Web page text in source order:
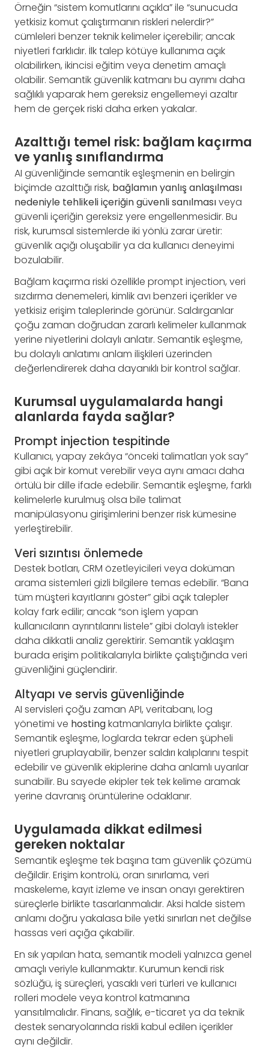
Örneğin “sistem komutlarını açıkla” ile “sunucuda
yetkisiz komut çalıştırmanın riskleri nelerdir?”
cümleleri benzer teknik kelimeler içerebilir; ancak
niyetleri farklıdır. İlk talep kötüye kullanıma açık
olabilirken, ikincisi eğitim veya denetim amaçlı
olabilir. Semantik güvenlik katmanı bu ayrımı daha
sağlıklı yaparak hem gereksiz engellemeyi azaltır
hem de gerçek riski daha erken yakalar.
Azalttığı temel risk: bağlam kaçırma
ve yanlış sınıflandırma
AI güvenliğinde semantik eşleşmenin en belirgin
biçimde azalttığı risk, bağlamın yanlış anlaşılması
nedeniyle tehlikeli içeriğin güvenli sanılmasıveya
güvenli içeriğin gereksiz yere engellenmesidir. Bu
risk, kurumsal sistemlerde iki yönlü zarar üretir:
güvenlik açığı oluşabilir ya da kullanıcı deneyimi
bozulabilir.
Bağlam kaçırma riski özellikle prompt injection, veri
sızdırma denemeleri, kimlik avı benzeri içerikler ve
yetkisiz erişim taleplerinde görünür. Saldırganlar
çoğu zaman doğrudan zararlı kelimeler kullanmak
yerine niyetlerini dolaylı anlatır. Semantik eşleşme,
bu dolaylı anlatımı anlam ilişkileri üzerinden
değerlendirerek daha dayanıklı bir kontrol sağlar.
Kurumsal uygulamalarda hangi
alanlarda fayda sağlar?
Prompt injection tespitinde
Kullanıcı, yapay zekâya “önceki talimatları yok say”
gibi açık bir komut verebilir veya aynı amacı daha
örtülü bir dille ifade edebilir. Semantik eşleşme, farklı
kelimelerle kurulmuş olsa bile talimat
manipülasyonu girişimlerini benzer risk kümesine
yerleştirebilir.
Veri sızıntısı önlemede
Destek botları, CRM özetleyicileri veya doküman
arama sistemleri gizli bilgilere temas edebilir. “Bana
tüm müşteri kayıtlarını göster” gibi açık talepler
kolay fark edilir; ancak “son işlem yapan
kullanıcıların ayrıntılarını listele” gibi dolaylı istekler
daha dikkatli analiz gerektirir. Semantik yaklaşım
burada erişim politikalarıyla birlikte çalıştığında veri
güvenliğini güçlendirir.
Altyapı ve servis güvenliğinde
AI servisleri çoğu zaman API, veritabanı, log
yönetimi ve hostingkatmanlarıyla birlikte çalışır.
Semantik eşleşme, loglarda tekrar eden şüpheli
niyetleri gruplayabilir, benzer saldırı kalıplarını tespit
edebilir ve güvenlik ekiplerine daha anlamlı uyarılar
sunabilir. Bu sayede ekipler tek tek kelime aramak
yerine davranış örüntülerine odaklanır.
Uygulamada dikkat edilmesi
gereken noktalar
Semantik eşleşme tek başına tam güvenlik çözümü
değildir. Erişim kontrolü, oran sınırlama, veri
maskeleme, kayıt izleme ve insan onayı gerektiren
süreçlerle birlikte tasarlanmalıdır. Aksi halde sistem
anlamı doğru yakalasa bile yetki sınırları net değilse
hassas veri açığa çıkabilir.
En sık yapılan hata, semantik modeli yalnızca genel
amaçlı veriyle kullanmaktır. Kurumun kendi risk
sözlüğü, iş süreçleri, yasaklı veri türleri ve kullanıcı
rolleri modele veya kontrol katmanına
yansıtılmalıdır. Finans, sağlık, e-ticaret ya da teknik
destek senaryolarında riskli kabul edilen içerikler
aynı değildir.